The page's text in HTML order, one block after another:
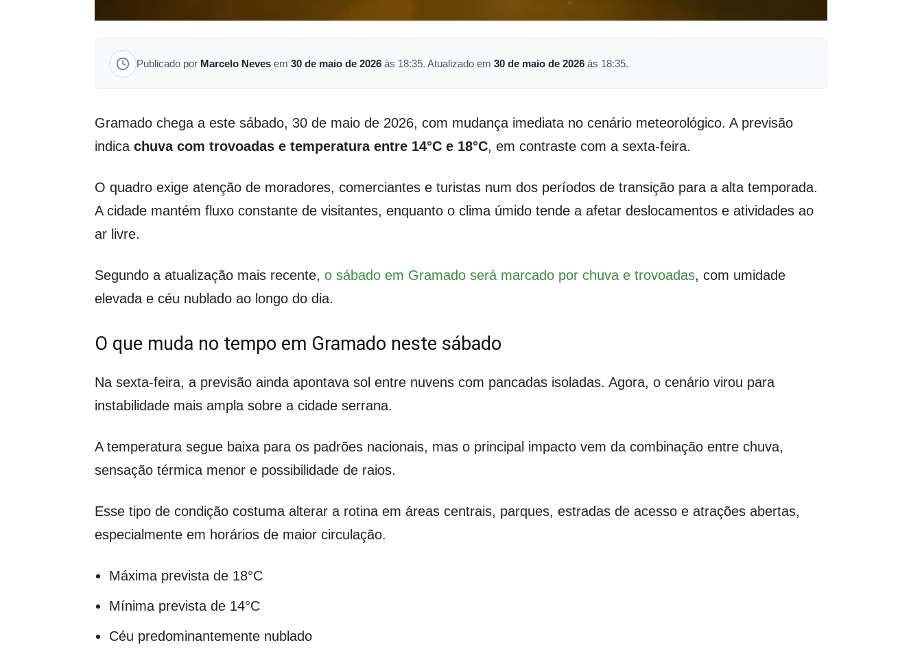
Publicado por Marcelo Neves em 30 de maio de 2026 às 18:35. Atualizado em 30 de maio de 2026 às 18:35.
Gramado chega a este sábado, 30 de maio de 2026, com mudança imediata no cenário meteorológico. A previsão
indica chuva com trovoadas e temperatura entre 14°C e 18°C, em contraste com a sexta-feira.
O quadro exige atenção de moradores, comerciantes e turistas num dos períodos de transição para a alta temporada.
A cidade mantém fluxo constante de visitantes, enquanto o clima úmido tende a afetar deslocamentos e atividades ao
ar livre.
Segundo a atualização mais recente, o sábado em Gramado será marcado por chuva e trovoadas, com umidade
elevada e céu nublado ao longo do dia.
O que muda no tempo em Gramado neste sábado
Na sexta-feira, a previsão ainda apontava sol entre nuvens com pancadas isoladas. Agora, o cenário virou para
instabilidade mais ampla sobre a cidade serrana.
A temperatura segue baixa para os padrões nacionais, mas o principal impacto vem da combinação entre chuva,
sensação térmica menor e possibilidade de raios.
Esse tipo de condição costuma alterar a rotina em áreas centrais, parques, estradas de acesso e atrações abertas,
especialmente em horários de maior circulação.
Máxima prevista de 18°C
Mínima prevista de 14°C
Céu predominantemente nublado